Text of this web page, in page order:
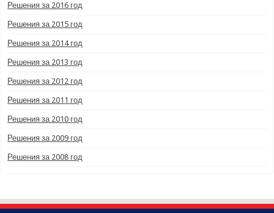
Решения за 2016 год
Решения за 2015 год
Решения за 2014 год
Решения за 2013 год
Решения за 2012 год
Решения за 2011 год
Решения за 2010 год
Решения за 2009 год
Решения за 2008 год